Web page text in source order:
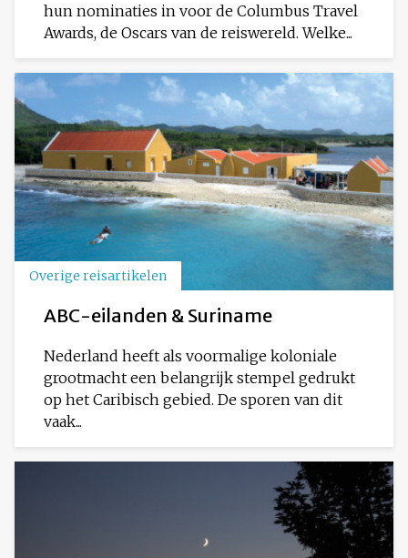
hun nominaties in voor de Columbus Travel
Awards, de Oscars van de reiswereld. Welke...
Overige reisartikelen
ABC-eilanden & Suriname
Nederland heeft als voormalige koloniale
grootmacht een belangrijk stempel gedrukt
op het Caribisch gebied. De sporen van dit
vaak...